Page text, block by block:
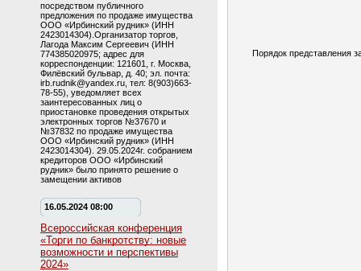
посредством публичного
предложения по продаже имущества
ООО «Ирбинский рудник» (ИНН
2423014304).Организатор торгов,
Лагода Максим Сергеевич (ИНН
774385020975; адрес для
корреспонденции: 121601, г. Москва,
Филёвский бульвар, д. 40; эл. почта:
irb.rudnik@yandex.ru, тел: 8(903)663-
78-55), уведомляет всех
заинтересованных лиц о
приостановке проведения открытых
электронных торгов №37670 и
№37832 по продаже имущества
ООО «Ирбинский рудник» (ИНН
2423014304). 29.05.2024г. собранием
кредиторов ООО «Ирбинский
рудник» было принято решение о
замещении активов
16.05.2024 08:00
Всероссийская конференция
«Торги по банкротству: новые
возможности и перспективы
2024»
Порядок представления